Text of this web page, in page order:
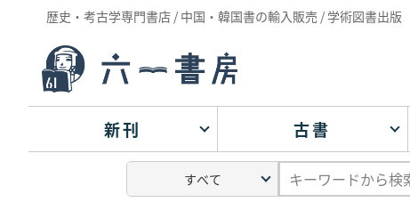
歴史・考古学専門書店 / 中国・韓国書の輸入販売 / 学術図書出版
新刊 古書